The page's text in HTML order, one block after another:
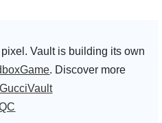
Vault is building its own
. Discover more